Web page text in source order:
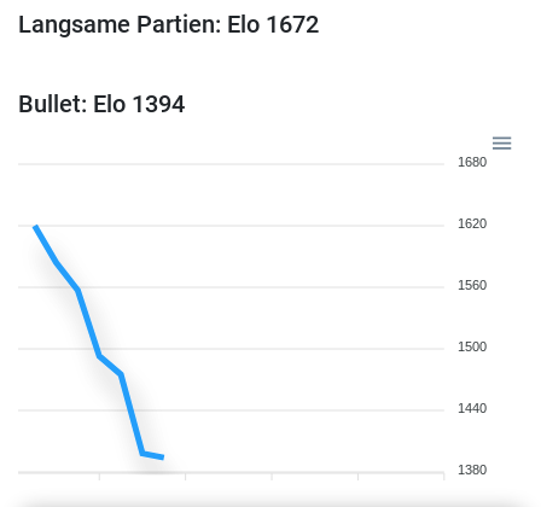
Langsame Partien: Elo 1672
Bullet: Elo 1394
1680
1620
1560
1500
1440
1380